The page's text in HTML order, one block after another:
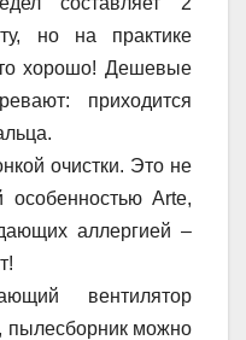
но на практике
хорошо! Дешевые
приходится
очистки. Это не
особенностью Arte,
аллергией –
вентилятор
пылесборник можно